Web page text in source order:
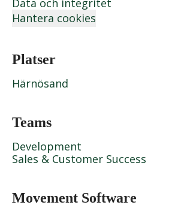
Data och integritet
Hantera cookies
Platser
Härnösand
Teams
Development
Sales & Customer Success
Movement Software